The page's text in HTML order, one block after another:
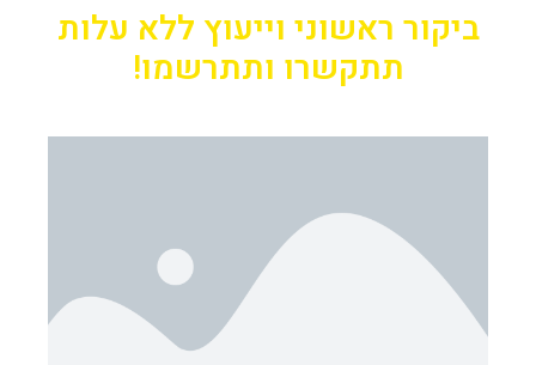
ביקור ראשוני וייעוץללא עלות
תתקשרו ותתרשמו!